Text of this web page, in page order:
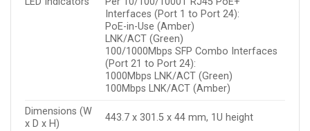
Interfaces (Port 1 to Port 24):
PoE-in-Use (Amber)
LNK/ACT (Green)
100/1000Mbps SFP Combo Interfaces
(Port 21 to Port 24):
1000Mbps LNK/ACT (Green)
100Mbps LNK/ACT (Amber)
Dimensions (W
x D x H)
443.7 x 301.5 x 44 mm, 1U height